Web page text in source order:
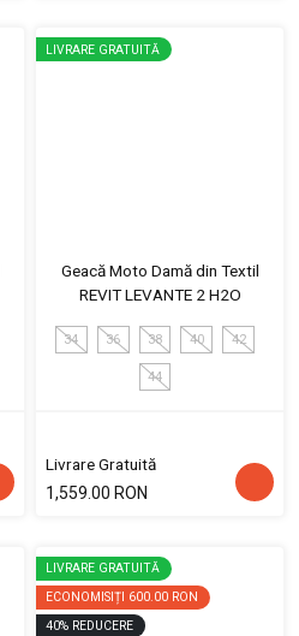
LIVRARE GRATUITĂ
Geacă Moto Damă din Textil
REVIT LEVANTE 2 H2O
34 36 38 40 42
44
Livrare Gratuită
1,559.00 RON
LIVRARE GRATUITĂ
ECONOMISIȚI 600.00 RON
40% REDUCERE